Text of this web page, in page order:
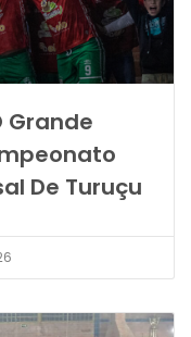
Grande
De Turuçu